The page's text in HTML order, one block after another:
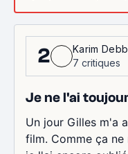
2
Karim
7 critiques
Je ne l'ai
Un jour Gilles m'a
film. Comme ça